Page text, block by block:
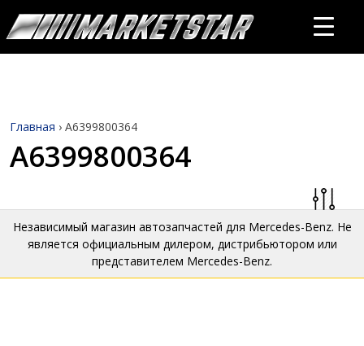
Главная › A6399800364
A6399800364
Независимый магазин автозапчастей для Mercedes-Benz. Не
является официальным дилером, дистрибьютором или
представителем Mercedes-Benz.